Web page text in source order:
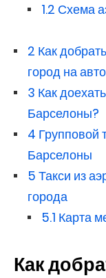
1.2 Схема
2 Как
город на
3 Как
Барселоны?
4 Групповой
Барселоны
5 Такси из
города
5.1 Карта
Как